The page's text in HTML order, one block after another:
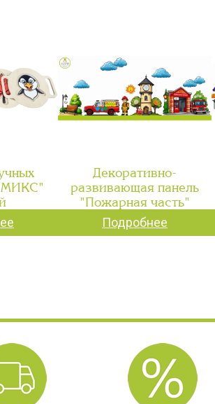
Декоративно-
развивающая панель
"Пожарная часть"
Подробнее